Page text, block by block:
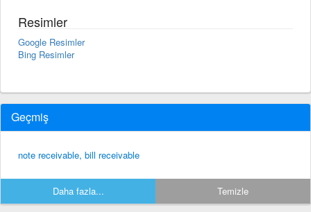
Resimler
Google Resimler
Bing Resimler
Geçmiş
note receivable, bill receivable
Daha fazla... Temizle